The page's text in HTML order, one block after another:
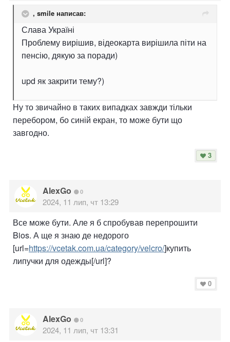
, smile написав:
Слава Україні
Проблему вирішив, відеокарта вирішила піти на
пенсію, дякую за поради)
upd як закрити тему?)
Ну то звичайно в таких випадках завжди тільки
перебором, бо синій екран, то може бути що
завгодно.
3
AlexGo 0
2024, 11 лип, чт 13:29
Все може бути. Але я б спробував перепрошити
Bios. А ще я знаю де недорого
[url=https://vcetak.com.ua/category/velcro/]купить
липучки для одежды[/url]?
0
AlexGo 0
2024, 11 лип, чт 13:31